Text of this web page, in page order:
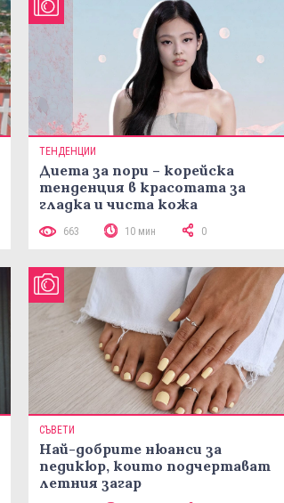
ТЕНДЕНЦИИ
Диета за пори – корейска
тенденция в красотата за
гладка и чиста кожа
663 10 мин 0
СЪВЕТИ
Най-добрите нюанси за
педикюр, които подчертават
летния загар